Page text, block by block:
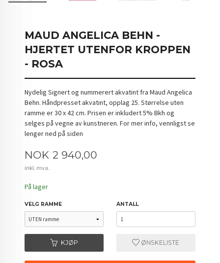
MAUD ANGELICA BEHN -
HJERTET UTENFOR KROPPEN
- ROSA
Nydelig Signert og nummerert akvatint fra Maud Angelica
Behn. Håndpresset akvatint, opplag 25. Størrelse uten
ramme er 30 x 42 cm. Prisen er inkludert 5% Bkh og
selges på vegne av kunstneren. For mer info, vennligst se
lenger ned på siden
Pris
NOK 2 940,00
inkl. mva.
På lager
VELG RAMME ANTALL
KJØP ØNSKELISTE